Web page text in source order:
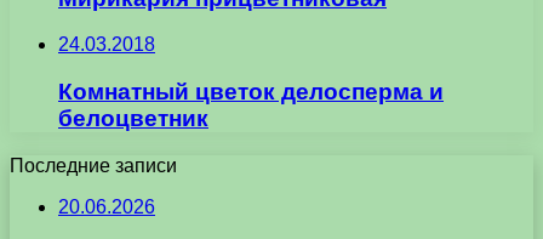
24.03.2018
Комнатный цветок делосперма и
белоцветник
Последние записи
20.06.2026